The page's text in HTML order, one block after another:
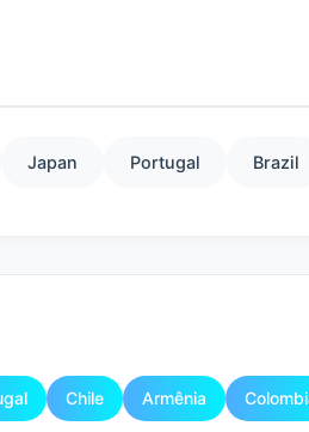
Japan Portugal Brazil
Chile Armênia